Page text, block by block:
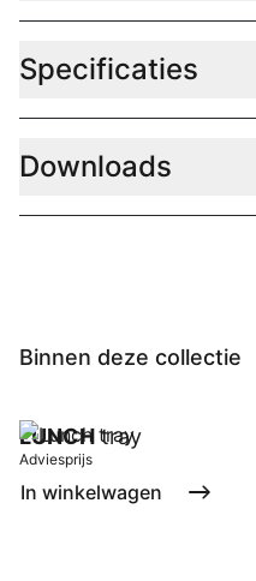
Specificaties
Downloads
Binnen deze collectie
LUNCHtray
Adviesprijs
In winkelwagen